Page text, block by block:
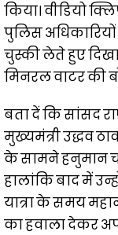
किया। वीडियो
पुलिस
चुस्की लेते हुए
मिनरल वाटर की
बता दें कि सांसद
मुख्यमंत्री उद्धव
के सामने हनुमान
हालांकि बाद में
यात्रा के समय
का हवाला देकर